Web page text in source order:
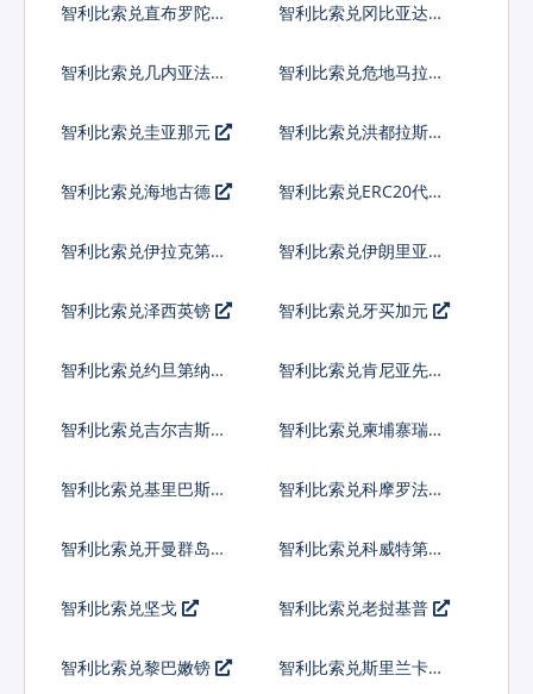
智利比索兑直布罗陀镑
智利比索兑冈比亚达拉
智利比索兑几内亚法郎
智利比索兑危地马拉格
智利比索兑圭亚那元
智利比索兑洪都拉斯伦
智利比索兑海地古德 智利比索兑ERC20代币
智利比索兑伊拉克第纳
智利比索兑伊朗里亚尔
智利比索兑泽西英镑 智利比索兑牙买加元
智利比索兑约旦第纳尔 智利比索兑肯尼亚先令
智利比索兑吉尔吉斯斯
智利比索兑柬埔寨瑞尔
智利比索兑基里巴斯元 智利比索兑科摩罗法郎
智利比索兑开曼群岛元
智利比索兑科威特第纳
智利比索兑坚戈 智利比索兑老挝基普
智利比索兑黎巴嫩镑
智利比索兑斯里兰卡卢